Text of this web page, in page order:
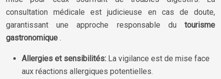
consultation médicale est judicieuse en cas de doute,
garantissant une approche responsable du tourisme
gastronomique .
Allergies et sensibilités: La vigilance est de mise face
aux réactions allergiques potentielles.